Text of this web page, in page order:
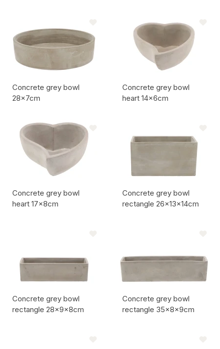
Concrete grey bowl
28x7cm
Concrete grey bowl
heart 14x6cm
Concrete grey bowl
heart 17x8cm
Concrete grey bowl
rectangle 26x13x14cm
Concrete grey bowl
rectangle 28x9x8cm
Concrete grey bowl
rectangle 35x8x9cm